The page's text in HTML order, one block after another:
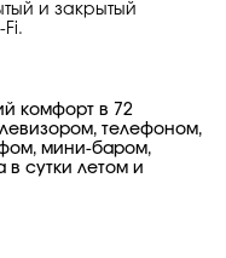
и закрытый
комфорт в 72
телефоном,
мини-баром,
в сутки летом и